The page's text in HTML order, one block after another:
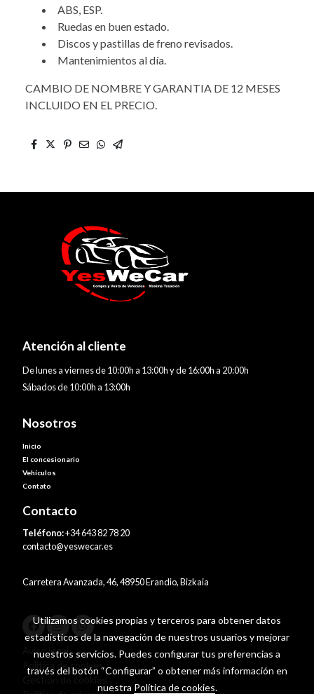
ABS, ESP.
Ruedas en buen estado.
Discos y pastillas de freno revisados.
Mantenimientos al día.
CAMBIO DE NOMBRE Y GARANTIA DE 12 MESES
INCLUIDO EN EL PRECIO.
Atención al cliente
De lunes a viernes de 10:00h a 13:00h y de 16:00h a 20:00h
Sábados de 10:00h a 13:00h
Nosotros
Inicio
El concesionario
Vehículos
Contato
Contacto
Teléfono:+34 643 82 78 20
contacto@yeswecar.es
Carretera Avanzada, 46, 48950 Erandio, Bizkaia
Aviso legal
Política de cookies
Utilizamos cookies propias y terceros para obtener datos
estadísticos de la navegación de nuestros usuarios y mejorar
nuestros servicios. Puedes configurar tus preferencias a
través del botón “Configurar” o obtener más información en
nuestra Política de cookies.